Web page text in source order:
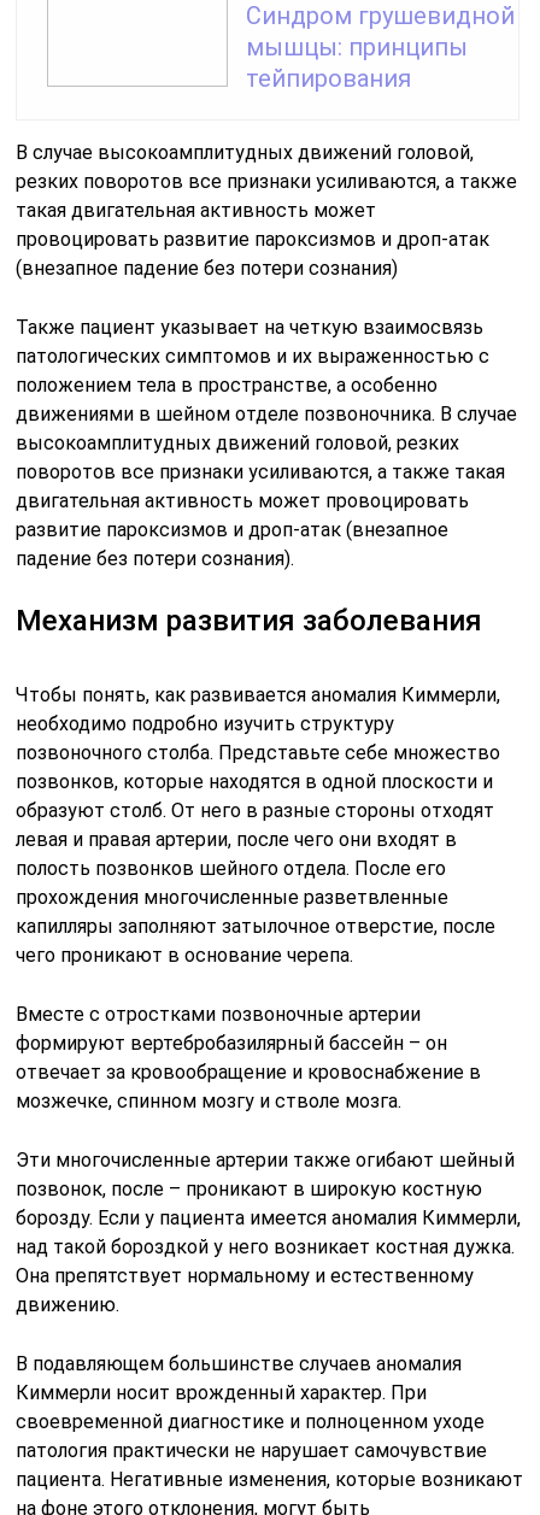
Синдром грушевидной
мышцы: принципы
тейпирования
В случае высокоамплитудных движений головой,
резких поворотов все признаки усиливаются, а также
такая двигательная активность может
провоцировать развитие пароксизмов и дроп-атак
(внезапное падение без потери сознания)
Также пациент указывает на четкую взаимосвязь
патологических симптомов и их выраженностью с
положением тела в пространстве, а особенно
движениями в шейном отделе позвоночника. В случае
высокоамплитудных движений головой, резких
поворотов все признаки усиливаются, а также такая
двигательная активность может провоцировать
развитие пароксизмов и дроп-атак (внезапное
падение без потери сознания).
Механизм развития заболевания
Чтобы понять, как развивается аномалия Киммерли,
необходимо подробно изучить структуру
позвоночного столба. Представьте себе множество
позвонков, которые находятся в одной плоскости и
образуют столб. От него в разные стороны отходят
левая и правая артерии, после чего они входят в
полость позвонков шейного отдела. После его
прохождения многочисленные разветвленные
капилляры заполняют затылочное отверстие, после
чего проникают в основание черепа.
Вместе с отростками позвоночные артерии
формируют вертебробазилярный бассейн – он
отвечает за кровообращение и кровоснабжение в
мозжечке, спинном мозгу и стволе мозга.
Эти многочисленные артерии также огибают шейный
позвонок, после – проникают в широкую костную
борозду. Если у пациента имеется аномалия Киммерли,
над такой бороздкой у него возникает костная дужка.
Она препятствует нормальному и естественному
движению.
В подавляющем большинстве случаев аномалия
Киммерли носит врожденный характер. При
своевременной диагностике и полноценном уходе
патология практически не нарушает самочувствие
пациента. Негативные изменения, которые возникают
на фоне этого отклонения, могут быть